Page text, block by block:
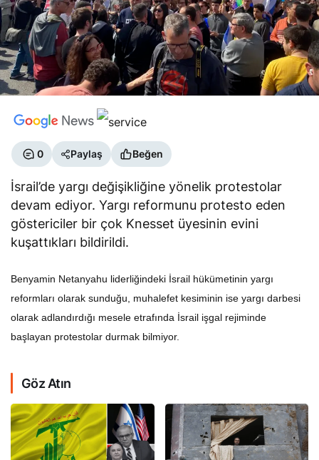
0 Paylaş Beğen
İsrail’de yargı değişikliğine yönelik protestolar
devam ediyor. Yargı reformunu protesto eden
göstericiler bir çok Knesset üyesinin evini
kuşattıkları bildirildi.
Benyamin Netanyahu liderliğindeki İsrail hükümetinin yargı
reformları olarak sunduğu, muhalefet kesiminin ise yargı darbesi
olarak adlandırdığı mesele etrafında İsrail işgal rejiminde
başlayan protestolar durmak bilmiyor.
Göz Atın